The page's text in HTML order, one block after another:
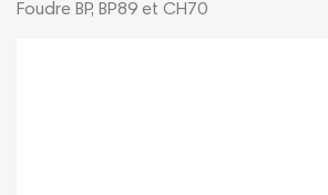
Foudre BP, BP89 et CH70